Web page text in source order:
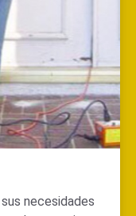
necesidades